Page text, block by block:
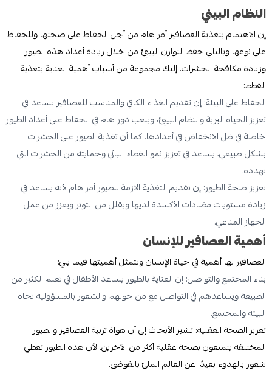
النظام البيئي
إن الاهتمام بتغذية العصافير أمر هام من أجل الحفاظ على صحتها وللحفاظ
على نوعها وبالتالي حفظ التوازن البيئي من خلال زيادة أعداد هذه الطيور
وزيادة مكافحة الحشرات. إليك مجموعة من أسباب أهمية العناية بتغذية
القطط:
الحفاظ على البيئة: إن تقديم الغذاء الكافي والمناسب للعصافير يساعد في
تعزيز الحياة البرية والنظام البيئي، ويلعب دور هام في الحفاظ على أعداد الطيور
خاصة في ظل الانخفاض في أعدادها. كما أن تغذية الطيور على الحشرات
بشكل طبيعي، يساعد في تعزيز نمو الغطاء الباتي وحمايته من الحشرات التي
تهدده.
تعزيز صحة الطيور: إن تقديم التغذية الازمة للطيور أمر هام لأنه يساعد في
زيادة مستويات مضادات الأكسدة لديها ويقلل من التوتر ويعزز من عمل
الجهاز المناعي.
أهمية العصافير للإنسان
العصافير لها أهمية في حياة الإنسان وتتمثل أهميتها فيما يلي:
بناء المجتمع والتواصل: إن العناية بالطيور يساعد الأطفال في تعلم الكثير من
الطبيعة ويساعدهم في التواصل مع من حولهم والشعور بالمسؤولية تجاه
البيئة والمجتمع.
تعزيز الصحة العقلية: تشير الأبحاث إلى أن هواة تربية العصافير والطيور
المختلفة يتمتعون بصحة عقلية أكثر من الآخرين. لأن هذه الطيور تعطي
شعور بالهدوء بعيدًا عن العالم الملئ بالقوضى.